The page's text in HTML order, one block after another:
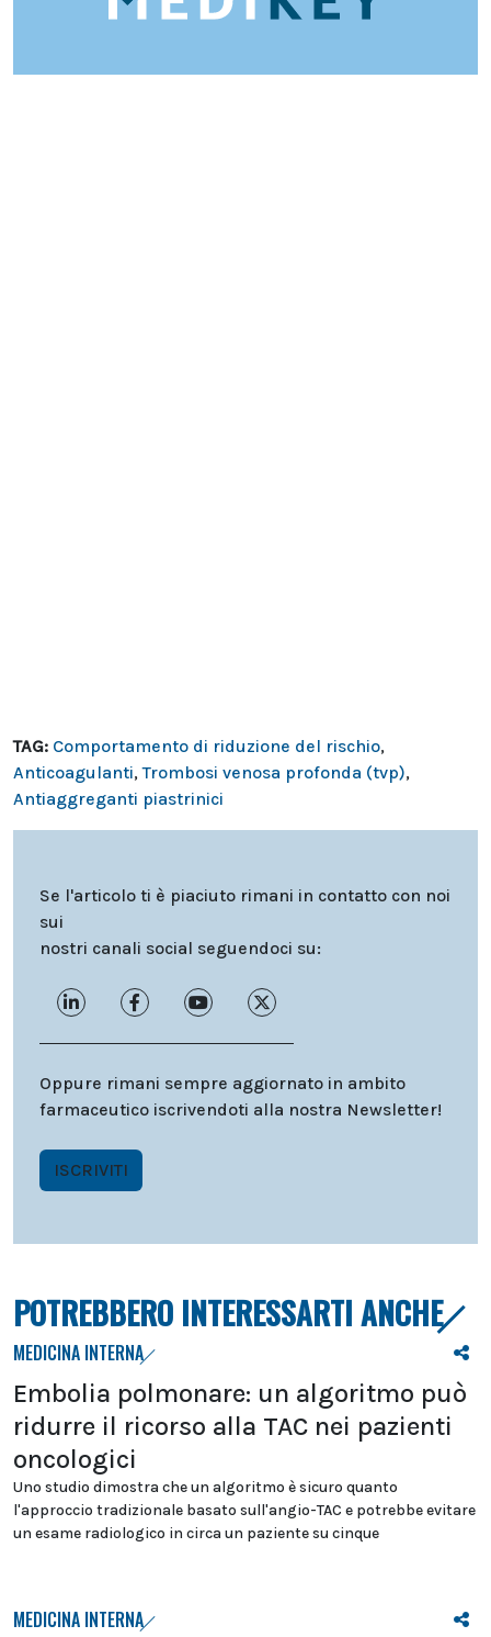
TAG: Comportamento di riduzione del rischio,
Anticoagulanti,Trombosi venosa profonda (tvp),
Antiaggreganti piastrinici
Se l'articolo ti è piaciuto rimani in contatto con noi
sui
nostri canali social seguendoci su:
Oppure rimani sempre aggiornato in ambito
farmaceutico iscrivendoti alla nostra Newsletter!
ISCRIVITI
POTREBBERO INTERESSARTI ANCHE
MEDICINA INTERNA
Embolia polmonare: un algoritmo può
ridurre il ricorso alla TAC nei pazienti
oncologici
Uno studio dimostra che un algoritmo è sicuro quanto
l'approccio tradizionale basato sull'angio-TAC e potrebbe evitare
un esame radiologico in circa un paziente su cinque
MEDICINA INTERNA